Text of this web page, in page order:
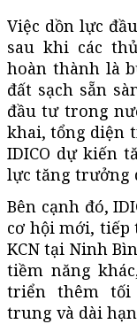
Việc dồn lực
sau khi các
hoàn thành là
đất sạch sẵn
đầu tư trong
khai, tổng diện
IDICO dự kiến
lực tăng trưởng
Bên cạnh đó,
cơ hội mới, tiếp
KCN tại Ninh
tiềm năng
triển thêm tối
trung và dài